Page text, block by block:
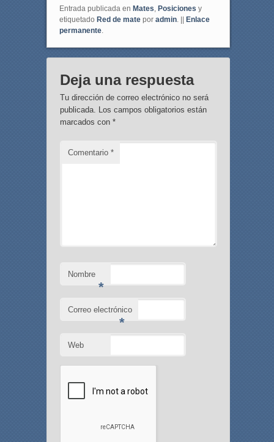
Entrada publicada en Mates Posiciones y
etiquetado Red de matepor admin. || Enlace
permanente.
Deja una respuesta
Tu dirección de correo electrónico no será
publicada. Los campos obligatorios están
marcados con *
Comentario *
Nombre
*
Correo electrónico
*
Web